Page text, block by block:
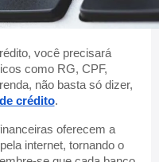
você precisará
como RG, CPF,
não basta só dizer,
crédito.
oferecem a
internet, tornando o